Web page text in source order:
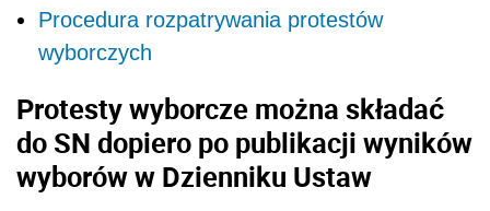
Procedura rozpatrywania protestów
wyborczych
Protesty wyborcze można składać
do SN dopiero po publikacji wyników
wyborów w Dzienniku Ustaw